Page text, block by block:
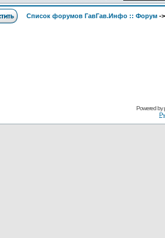
Список форумов ГавГав.Инфо :: Форум -
Powered by